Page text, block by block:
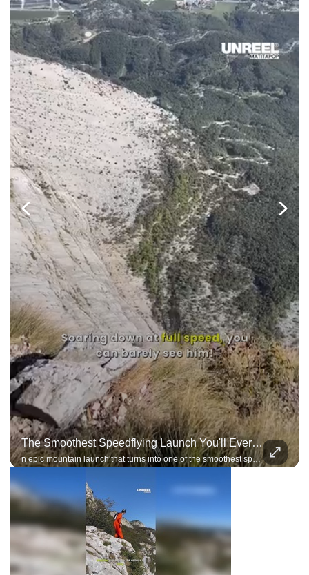
The Smoothest Speedflying Launch You'll Ever See
n epic mountain launch that turns into one of the smoothest speedflying flights you'll see